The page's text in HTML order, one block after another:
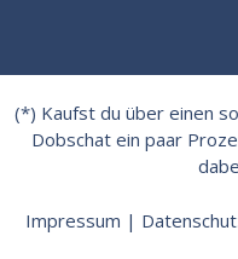
(*) Kaufst du über einen
Dobschat ein paar
Impressum |